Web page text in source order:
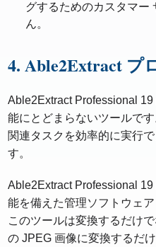
グするためのカスタマー
ん。
4. Able2Extract プ
Able2Extract Professional
能にとどまらないツールで
関連タスクを効率的に実行
す。
Able2Extract Professional
能を備えた管理ソフトウェ
このツールは変換するだけ
の JPEG 画像に変換するだ